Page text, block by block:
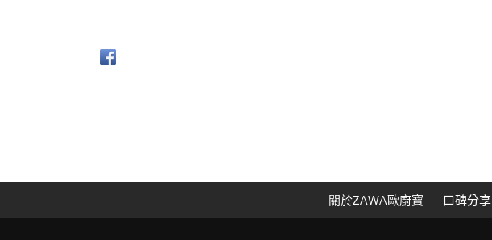
關於ZAWA歐廚寶 口碑分享